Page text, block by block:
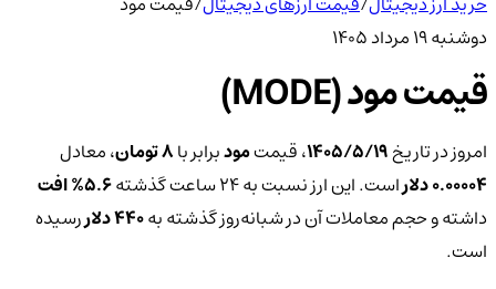
دوشنبه ۱۹ مرداد ۱۴۰۵
قیمت مود (MODE)
امروز در تاریخ۱۴۰۵/۵/۱۹، قیمتمودبرابر با8 تومان
، معادل
0.00004 دلار
است. این ارز نسبت به ۲۴ ساعت گذشته 5.6% افت
داشته و حجم معاملات آن در شبانه‌روز گذشته به440 دلار
رسیده
است.